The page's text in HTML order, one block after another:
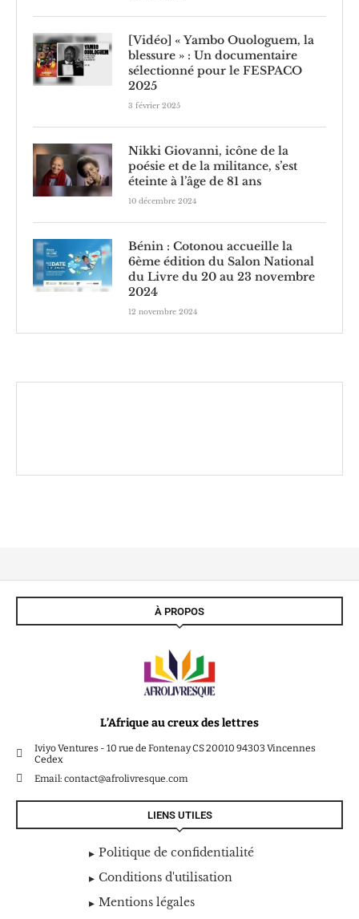
[Vidéo] « Yambo Ouologuem, la
blessure » : Un documentaire
sélectionné pour le FESPACO
2025
3 février 2025
Nikki Giovanni, icône de la
poésie et de la militance, s’est
éteinte à l’âge de 81 ans
10 décembre 2024
Bénin : Cotonou accueille la
6ème édition du Salon National
du Livre du 20 au 23 novembre
2024
12 novembre 2024
À PROPOS
L’Afrique au creux des lettres
Iviyo Ventures - 10 rue de Fontenay CS 20010 94303 Vincennes
Cedex
Email: contact@afrolivresque.com
LIENS UTILES
Politique de confidentialité
Conditions d'utilisation
Mentions légales